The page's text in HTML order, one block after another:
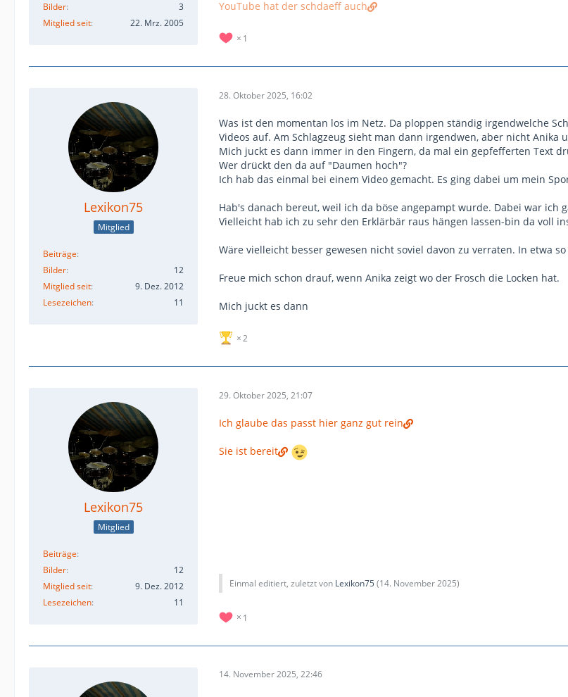
Bilder
3
Mitglied seit
22. Mrz. 2005
YouTube hat der schdaeff auch
1
Lexikon75
Mitglied
Beiträge
Bilder
12
Mitglied seit
9. Dez. 2012
Lesezeichen
11
28. Oktober 2025, 16:02
Was ist den momentan los im Netz. Da ploppen ständig irgendwelche
Videos auf. Am Schlagzeug sieht man dann irgendwen, aber nicht
Mich juckt es dann immer in den Fingern, da mal ein gepfefferten Text
Wer drückt den da auf "Daumen hoch"?
Ich hab das einmal bei einem Video gemacht. Es ging dabei um mein
Hab's danach bereut, weil ich da böse angepampt wurde. Dabei war ich
Vielleicht hab ich zu sehr den Erklärbär raus hängen lassen-bin da voll
Wäre vielleicht besser gewesen nicht soviel davon zu verraten. In etwa
Freue mich schon drauf, wenn Anika zeigt wo der Frosch die Locken hat.
Mich juckt es dann
2
Lexikon75
Mitglied
Beiträge
Bilder
12
Mitglied seit
9. Dez. 2012
Lesezeichen
11
29. Oktober 2025, 21:07
Ich glaube das passt hier ganz gut rein
Sie ist bereit
Einmal editiert, zuletzt von Lexikon75 (14. November 2025)
1
14. November 2025, 22:46